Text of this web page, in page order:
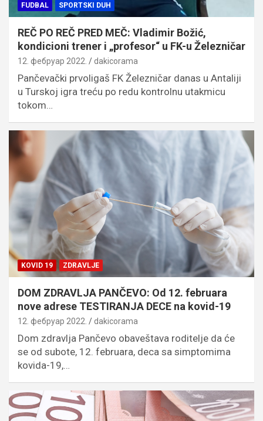
FUDBAL SPORTSKI DUH
REČ PO REČ PRED MEČ: Vladimir Božić,
kondicioni trener i „profesor“ u FK-u Železničar
12. фебруар 2022. dakicorama
Pančevački prvoligaš FK Železničar danas u Antaliji
u Turskoj igra treću po redu kontrolnu utakmicu
tokom…
KOVID 19 ZDRAVLJE
DOM ZDRAVLJA PANČEVO: Od 12. februara
nove adrese TESTIRANJA DECE na kovid-19
12. фебруар 2022. dakicorama
Dom zdravlja Pančevo obaveštava roditelje da će
se od subote, 12. februara, deca sa simptomima
kovida-19,…